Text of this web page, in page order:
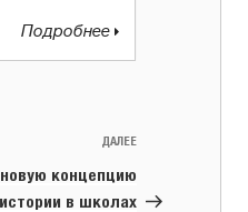
Подробнее
Следующая
ДАЛЕЕ
концепцию
в школах